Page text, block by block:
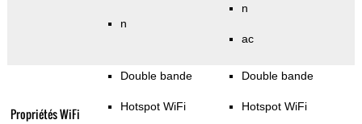
n
n
ac
Propriétés WiFi
Double bande
Hotspot WiFi
Double bande
Hotspot WiFi